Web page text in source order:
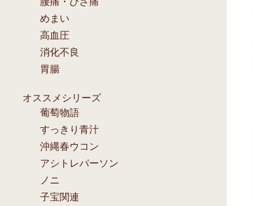
めまい
高血圧
消化不良
胃腸
オススメシリーズ
葡萄物語
すっきり青汁
沖縄春ウコン
アシトレパーソン
ノニ
子宝関連